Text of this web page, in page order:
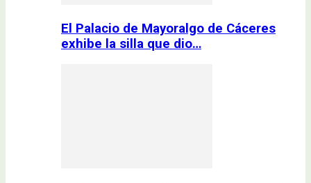
El Palacio de Mayoralgo de Cáceres
exhibe la silla que dio…